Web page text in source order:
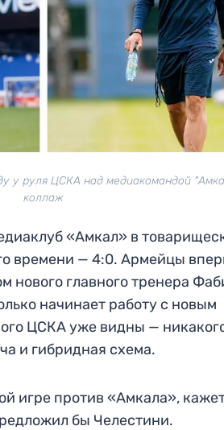
у руля ЦСКА над медиакомандой
коллаж
«Амкал» в
времени — 4:0. Армейцы
нового главного тренера
начинает работу с новым
ЦСКА уже видны —
и гибридная схема.
игре против «Амкала»,
бы Челестини.